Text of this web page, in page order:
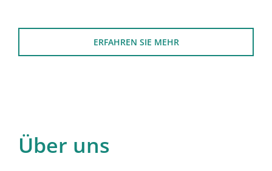
ERFAHREN SIE MEHR
Über uns